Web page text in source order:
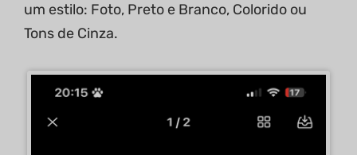
um estilo: Foto, Preto e Branco, Colorido ou
Tons de Cinza.